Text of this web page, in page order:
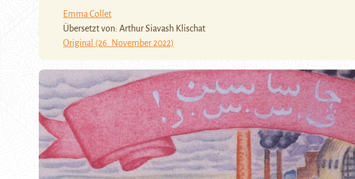
Emma Collet
Übersetzt von: Arthur Siavash Klischat
Original (26. November 2022)